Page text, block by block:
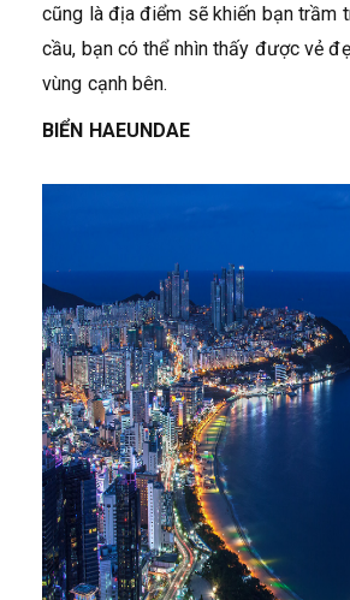
cũng là địa điểm sẽ khiến bạn trầm
cầu, bạn có thể nhìn thấy được vẻ
vùng cạnh bên.
BIỂN HAEUNDAE